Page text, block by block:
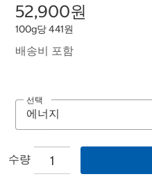
52,900원
100g당 441원
배송비 포함
선택
수량